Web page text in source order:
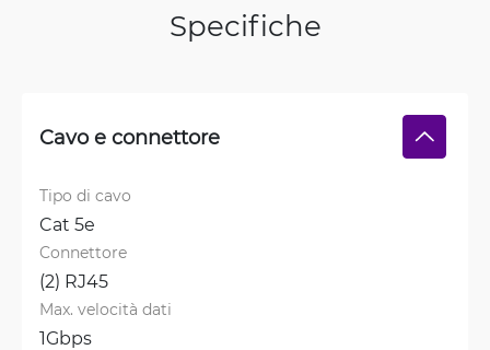
Specifiche
Cavo e connettore
Tipo di cavo
Cat 5e
Connettore
(2) RJ45
Max. velocità dati
1Gbps